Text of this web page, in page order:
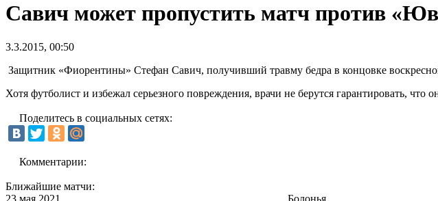
Савич может пропустить матч против
3.3.2015, 00:50
Защитник «Фиорентины» Стефан Савич, получивший травму бедра в концовке
Хотя футболист и избежал серьезного повреждения, врачи не берутся гарантировать, что
Поделитесь в социальных сетях:
Комментарии:
Ближайшие матчи:
23 мая 2021
Болонья